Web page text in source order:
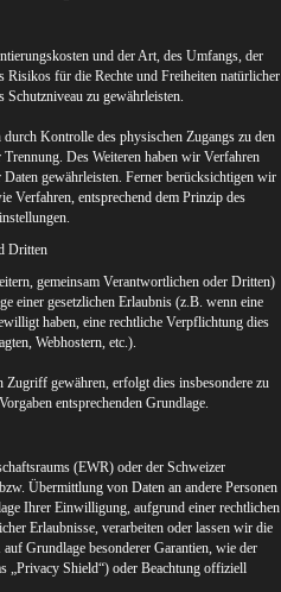
und der Art, des Umfangs, der
Risikos für die Rechte und Freiheiten natürlicher
Schutzniveau zu gewährleisten.
Kontrolle des physischen Zugangs zu den
Des Weiteren haben wir Verfahren
gewährleisten. Ferner berücksichtigen wir
Verfahren, entsprechend dem Prinzip des
Dritten
gemeinsam Verantwortlichen oder Dritten)
einer gesetzlichen Erlaubnis (z.B. wenn eine
haben, eine rechtliche Verpflichtung dies
Webhostern, etc.).
Zugriff gewähren, erfolgt dies insbesondere zu
entsprechenden Grundlage.
(EWR) oder der Schweizer
Übermittlung von Daten an andere Personen
Ihrer Einwilligung, aufgrund einer rechtlichen
Erlaubnisse, verarbeiten oder lassen wir die
Grundlage besonderer Garantien, wie der
„Privacy Shield“) oder Beachtung offiziell